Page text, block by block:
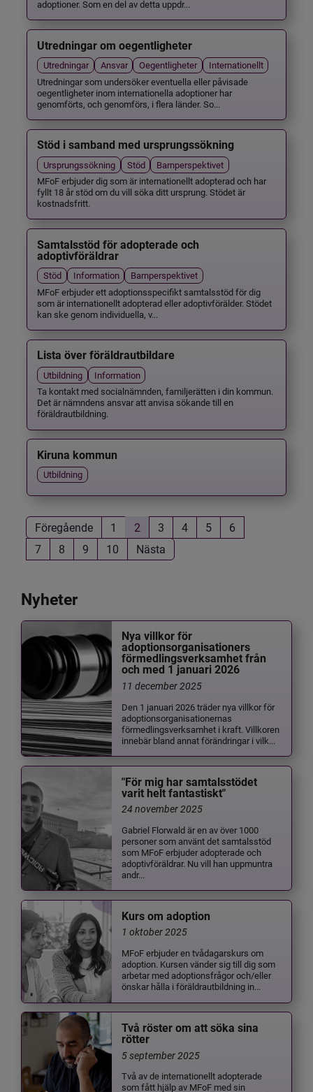
adoptioner. Som en del av detta uppdr...
Utredningar om oegentligheter
Utredningar Ansvar Oegentligheter
Internationellt
Utredningar som undersöker eventuella eller påvisade
oegentligheter inom internationella adoptioner har
genomförts, och genomförs, i flera länder. So...
Stöd i samband med ursprungssökning
Ursprungssökning Stöd
Barnperspektivet
MFoF erbjuder dig som är internationellt adopterad och har
fyllt 18 år stöd om du vill söka ditt ursprung. Stödet är
kostnadsfritt.
Samtalsstöd för adopterade och
adoptivföräldrar
Stöd Information
Barnperspektivet
MFoF erbjuder ett adoptionsspecifikt samtalsstöd för dig
som är internationellt adopterad eller adoptivförälder. Stödet
kan ske genom individuella, v...
Lista över föräldrautbildare
Utbildning
Information
Ta kontakt med socialnämnden, familjerätten i din kommun.
Det är nämndens ansvar att anvisa sökande till en
föräldrautbildning.
Kiruna kommun
Utbildning
Föregående 1 2 3 4 5
6
7
8 9 10 Nästa
Nyheter
Nya villkor för
adoptionsorganisationers
förmedlingsverksamhet från
och med 1 januari 2026
11 december 2025
Den 1 januari 2026 träder nya villkor för
adoptionsorganisationernas
förmedlingsverksamhet i kraft. Villkoren
innebär bland annat förändringar i vilk...
"För mig har samtalsstödet
varit helt fantastiskt"
24 november 2025
Gabriel Florwald är en av över 1000
personer som använt det samtalsstöd
som MFoF erbjuder adopterade och
adoptivföräldrar. Nu vill han uppmuntra
andr...
Kurs om adoption
1 oktober 2025
MFoF erbjuder en tvådagarskurs om
adoption. Kursen vänder sig till dig som
arbetar med adoptionsfrågor och/eller
önskar hålla i föräldrautbildning in...
Två röster om att söka sina
rötter
5 september 2025
Två av de internationellt adopterade
som fått hjälp av MFoF med sin